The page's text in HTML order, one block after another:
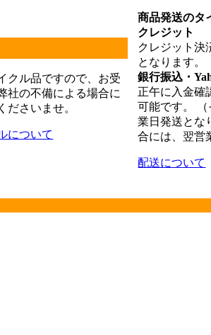
商品発送のタ
クレジット
クレジット決
となります。
銀行振込・
正午に入金確
可能です。
業日発送とな
合には、翌営
配送について
クル品ですので、お受
社の不備による場合に
ださいませ。
について